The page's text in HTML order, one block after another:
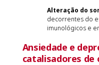
Alteração do
decorrentes do
imunológicos e
Ansiedade e
catalisadores de